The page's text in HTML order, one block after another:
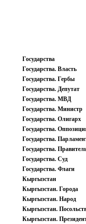
Государства
Государства. Власть
Государства. Гербы
Государства. Депутат
Государства. МВД
Государства. Министр
Государства. Олигарх
Государства.
Государства.
Государства.
Государства. Суд
Государства. Флаги
Кыргызстан
Кыргызстан. Города
Кыргызстан. Народ
Кыргызстан.
Кыргызстан.